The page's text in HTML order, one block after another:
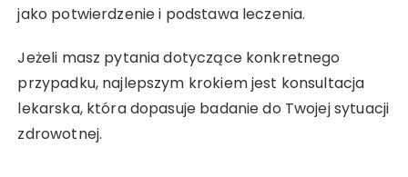
jako potwierdzenie i podstawa leczenia.
Jeżeli masz pytania dotyczące konkretnego
przypadku, najlepszym krokiem jest konsultacja
lekarska, która dopasuje badanie do Twojej sytuacji
zdrowotnej.